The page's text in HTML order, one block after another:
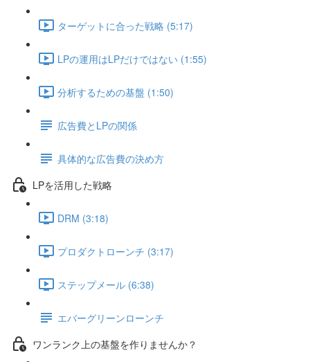
ターゲットに合った戦略 (5:17)
LPの運用はLPだけではない (1:55)
分析するための基盤 (1:50)
広告費とLPの関係
具体的な広告費の決め方
LPを活用した戦略
DRM (3:18)
プロダクトローンチ (3:17)
ステップメール (6:38)
エバーグリーンローンチ
ワンランク上の基盤を作りませんか？